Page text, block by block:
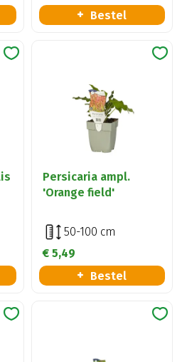
Bestel
Persicaria ampl.
'Orange field'
50-100 cm
€ 5,49
Bestel